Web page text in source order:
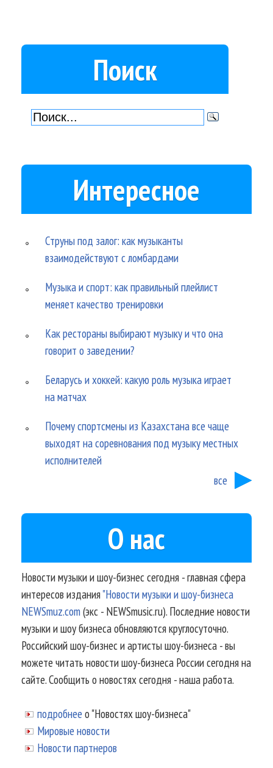
Поиск
Интересное
Струны под залог: как музыканты
взаимодействуют с ломбардами
Музыка и спорт: как правильный плейлист
меняет качество тренировки
Как рестораны выбирают музыку и что она
говорит о заведении?
Беларусь и хоккей: какую роль музыка играет
на матчах
Почему спортсмены из Казахстана все чаще
выходят на соревнования под музыку местных
исполнителей
все
О нас
Новости музыки и шоу-бизнес сегодня - главная сфера
интересов издания"Новости музыки и шоу-бизнеса
NEWSmuz.com(экс - NEWSmusic.ru). Последние новости
музыки и шоу бизнеса обновляются круглосуточно.
Российский шоу-бизнес и артисты шоу-бизнеса - вы
можете читать новости шоу-бизнеса России сегодня на
сайте. Сообщить о новостях сегодня - наша работа.
подробнее о "Новостях шоу-бизнеса"
Мировые новости
Новости партнеров